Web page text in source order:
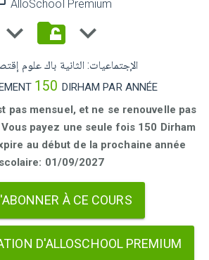
AlloSchool Premium
الإجتماعيات: الثانية باك علوم
150 DIRHAM PAR ANNÉE
pas mensuel, et ne se renouvelle pas
payez une seule fois 150 Dirham
au début de la prochaine année
scolaire: 01/09/2027
À CE COURS
D'ALLOSCHOOL PREMIUM